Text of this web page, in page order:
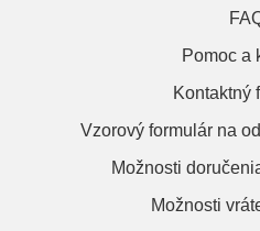
Pomoc a
Kontaktný
Vzorový formulár na
Možnosti
Možnosti